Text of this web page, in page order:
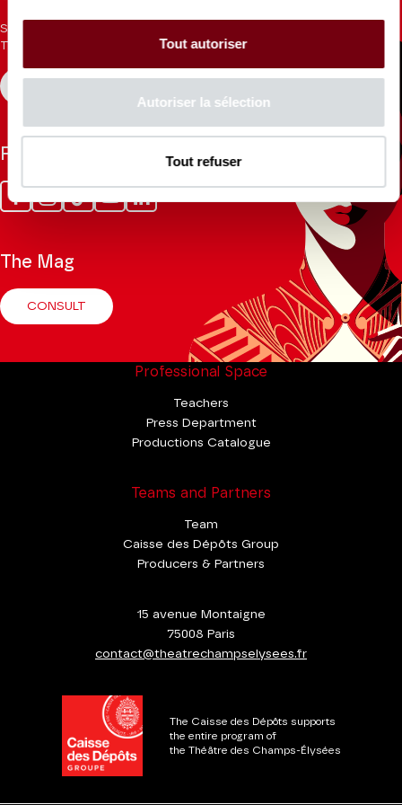
Tout autoriser
Autoriser la sélection
Tout refuser
Sign up for the newsletter to receive updates from the
Theatre.
Follow us
Tok
The Mag
CONSULT
Professional Space
Teachers
Press Department
Productions Catalogue
Teams and Partners
Team
Caisse des Dépôts Group
Producers & Partners
15 avenue Montaigne
75008 Paris
contact@theatrechampselysees.fr
The Caisse des Dépôts supports
the entire program of
the Théâtre des Champs-Élysées